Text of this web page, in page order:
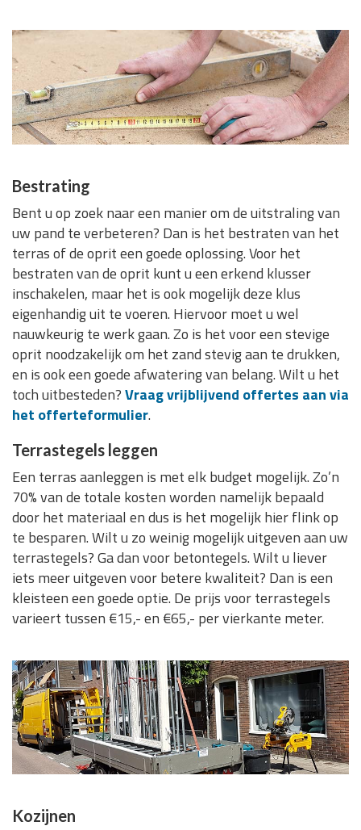
Bestrating
Bent u op zoek naar een manier om de uitstraling van
uw pand te verbeteren? Dan is het bestraten van het
terras of de oprit een goede oplossing. Voor het
bestraten van de oprit kunt u een erkend klusser
inschakelen, maar het is ook mogelijk deze klus
eigenhandig uit te voeren. Hiervoor moet u wel
nauwkeurig te werk gaan. Zo is het voor een stevige
oprit noodzakelijk om het zand stevig aan te drukken,
en is ook een goede afwatering van belang. Wilt u het
toch uitbesteden?Vraag vrijblijvend offertes aan via
het offerteformulier.
Terrastegels leggen
Een terras aanleggen is met elk budget mogelijk. Zo’n
70% van de totale kosten worden namelijk bepaald
door het materiaal en dus is het mogelijk hier flink op
te besparen. Wilt u zo weinig mogelijk uitgeven aan uw
terrastegels? Ga dan voor betontegels. Wilt u liever
iets meer uitgeven voor betere kwaliteit? Dan is een
kleisteen een goede optie. De prijs voor terrastegels
varieert tussen €15,- en €65,- per vierkante meter.
Kozijnen